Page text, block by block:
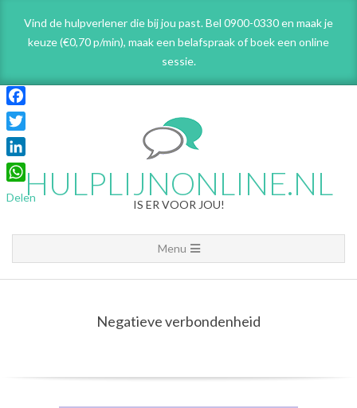
content
Vind de hulpverlener die bij jou past. Bel 0900-0330 en maak je
keuze (€0,70 p/min), maak een belafspraakof boek een online
sessie.
HULPLIJNONLINE.NL
IS ER VOOR JOU!
Navigation
Menu
Menu
Negatieve verbondenheid
Facebook
Twitter
LinkedIn
WhatsApp
Delen